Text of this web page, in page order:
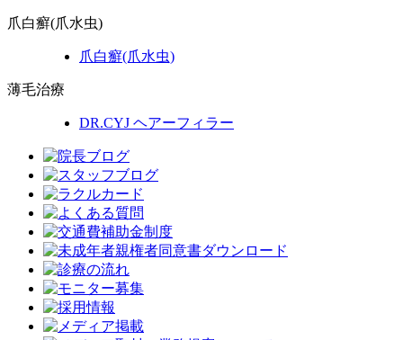
爪白癬(爪水虫)
爪白癬(爪水虫)
薄毛治療
DR.CYJ ヘアーフィラー